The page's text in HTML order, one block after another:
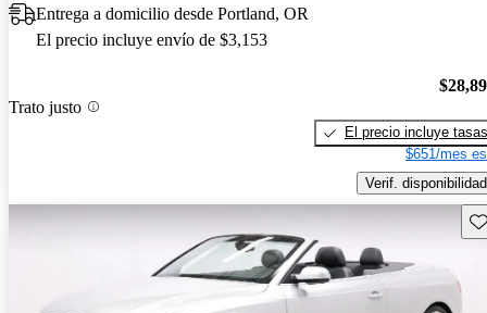
Entrega a domicilio desde Portland, OR
El precio incluye envío de $3,153
Trato justo
El precio incluye tasas
$651/mes
Verif. disponibilidad